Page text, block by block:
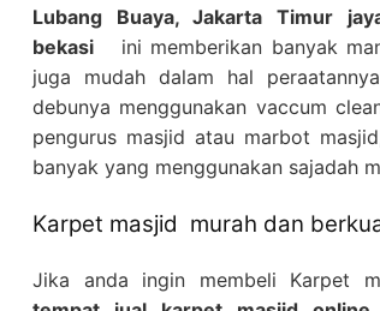
Lubang Buaya, Jakarta Timur
bekasi ini memberikan banyak
juga mudah dalam hal
debunya menggunakan vaccum
pengurus masjid atau marbot
banyak yang menggunakan sajadah
Karpet masjid murah dan
Jika anda ingin membeli Karpet